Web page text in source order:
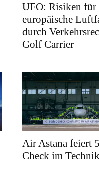
UFO: Risiken für
europäische
durch
Golf Carrier
Air Astana feiert
Check im